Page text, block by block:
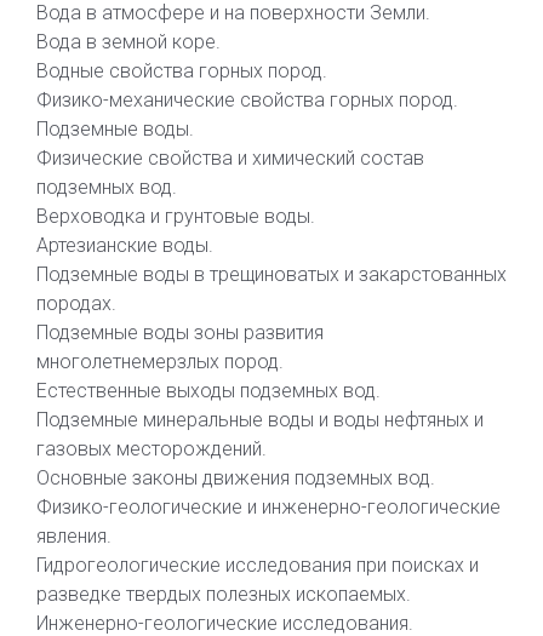
Вода в атмосфере и на поверхности Земли.
Вода в земной коре.
Водные свойства горных пород.
Физико-механические свойства горных пород.
Подземные воды.
Физические свойства и химический состав
подземных вод.
Верховодка и грунтовые воды.
Артезианские воды.
Подземные воды в трещиноватых и закарстованных
породах.
Подземные воды зоны развития
многолетнемерзлых пород.
Естественные выходы подземных вод.
Подземные минеральные воды и воды нефтяных и
газовых месторождений.
Основные законы движения подземных вод.
Физико-геологические и инженерно-геологические
явления.
Гидрогеологические исследования при поисках и
разведке твердых полезных ископаемых.
Инженерно-геологические исследования.